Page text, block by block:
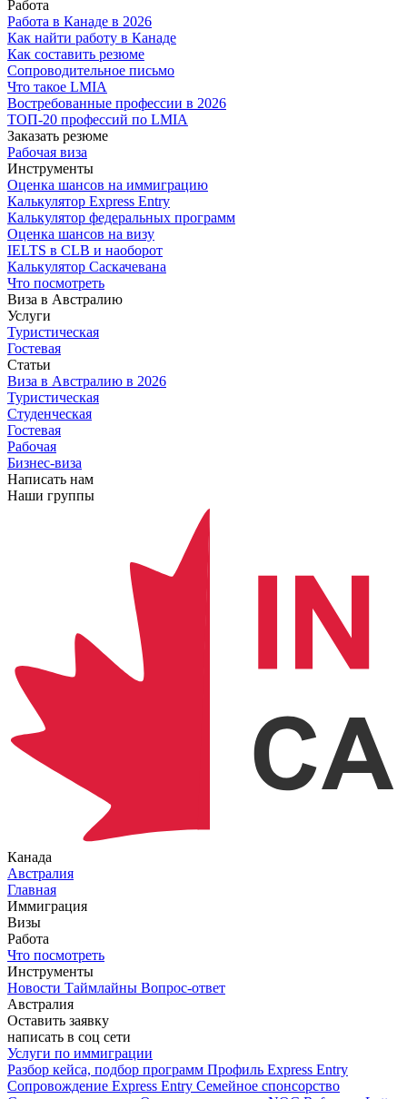
Работа
Работа в Канаде в 2026
Как найти работу в Канаде
Как составить резюме
Сопроводительное письмо
Что такое LMIA
Востребованные профессии в 2026
ТОП-20 профессий по LMIA
Заказать резюме
Рабочая виза
Инструменты
Оценка шансов на иммиграцию
Калькулятор Express Entry
Калькулятор федеральных программ
Оценка шансов на визу
IELTS в CLB и наоборот
Калькулятор Саскачевана
Что посмотреть
Виза в Австралию
Услуги
Туристическая
Гостевая
Статьи
Виза в Австралию в 2026
Туристическая
Студенческая
Гостевая
Рабочая
Бизнес-виза
Написать нам
Наши группы
Канада
Австралия
Главная
Иммиграция
Визы
Работа
Что посмотреть
Инструменты
Новости Таймлайны Вопрос-ответ
Австралия
Оставить заявку
написать в соц сети
Услуги по иммиграции
Разбор кейса, подбор программ Профиль Express Entry
Сопровождение Express Entry Семейное спонсорство